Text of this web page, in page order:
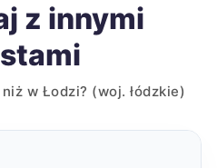
z innymi
w Łodzi? (woj. łódzkie)